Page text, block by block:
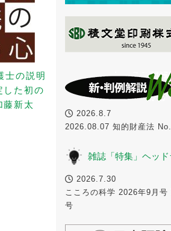
士の説明
した初の
藤新太
2026.8.7
2026.08.07 知的財産法
雑誌「特集」ヘッド
2026.7.30
こころの科学 2026年9月
号